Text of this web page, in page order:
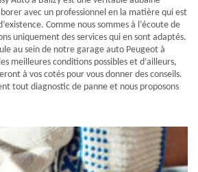
avec un professionnel en la matière qui est
Comme nous sommes à l’écoute de
uniquement des services qui en sont adaptés.
au sein de notre garage auto Peugeot à
meilleures conditions possibles et d’ailleurs,
à vos cotés pour vous donner des conseils.
tout diagnostic de panne et nous proposons